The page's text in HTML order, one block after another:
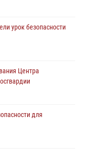
оказали содействие
правопорядок в
задержали двух
одного из баров в
урок безопасности
Центра
для